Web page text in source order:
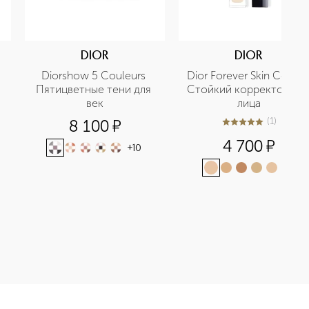
DIOR
Diorshow 5 Couleurs
Пятицветные тени для
век
8 100¤
+10
DIOR
Dior Forever Skin
Стойкий корректор для
лица
5из 51 (1)
4 700¤